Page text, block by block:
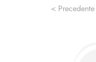
< Precedente